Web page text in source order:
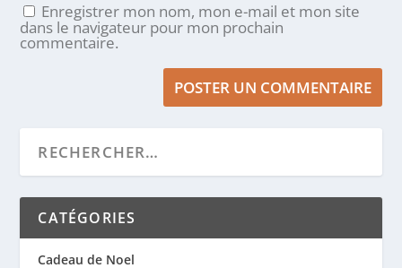
Enregistrer mon nom, mon e-mail et mon site
dans le navigateur pour mon prochain
commentaire.
CATÉGORIES
Cadeau de Noel